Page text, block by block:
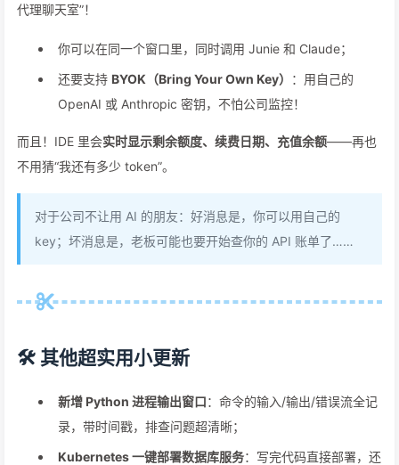
代理聊天室”！
你可以在同一个窗口里，同时调用 Junie 和 Claude；
还要支持 BYOK（Bring Your Own Key）
：用自己的
OpenAI 或 Anthropic 密钥，不怕公司监控！
而且！IDE 里会实时显示剩余额度、续费日期、充值余额——再也
不用猜“我还有多少 token”。
对于公司不让用 AI 的朋友：好消息是，你可以用自己的
key；坏消息是，老板可能也要开始查你的 API 账单了……
🛠️ 其他超实用小更新
新增 Python 进程输出窗口：命令的输入/输出/错误流全记
录，带时间戳，排查问题超清晰；
Kubernetes 一键部署数据库服务：写完代码直接部署，还